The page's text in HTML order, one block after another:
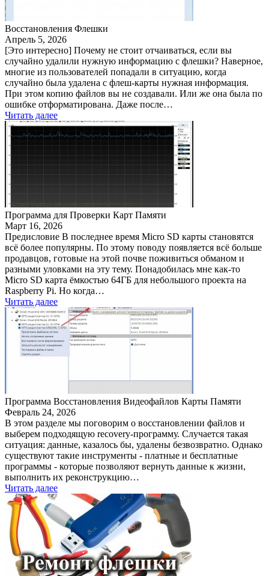
Восстановления Флешки
Апрель 5, 2026
[Это интересно] Почему не стоит отчаиваться, если вы
случайно удалили нужную информацию с флешки? Наверное,
многие из пользователей попадали в ситуацию, когда
случайно была удалена с флеш-карты нужная информация.
При этом копию файлов вы не создавали. Или же она была по
ошибке отформатирована. Даже после…
Читать далее
Программа для Проверки Карт Памяти
Март 16, 2026
Предисловие В последнее время Micro SD карты становятся
всё более популярны. По этому поводу появляется всё больше
продавцов, готовые на этой почве поживиться обманом и
разными уловками на эту тему. Понадобилась мне как-то
Micro SD карта ёмкостью 64ГБ для небольшого проекта на
Raspberry Pi. Но когда…
Читать далее
Программа Восстановления Видеофайлов Карты Памяти
Февраль 24, 2026
В этом разделе мы поговорим о восстановлении файлов и
выберем подходящую recovery-программу. Случается такая
ситуация: данные, казалось бы, удалены безвозвратно. Однако
существуют такие инструменты - платные и бесплатные
программы - которые позволяют вернуть данные к жизни,
выполнить их реконструкцию…
Читать далее